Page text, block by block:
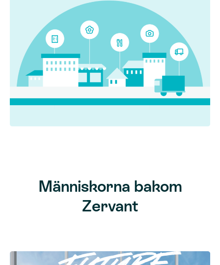
Människorna bakom
Zervant